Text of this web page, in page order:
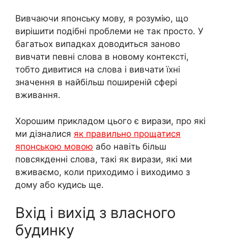
Вивчаючи японську мову, я розумію, що
вирішити подібні проблеми не так просто. У
багатьох випадках доводиться заново
вивчати певні слова в новому контексті,
тобто дивитися на слова і вивчати їхні
значення в найбільш поширеній сфері
вживання.
Хорошим прикладом цього є вирази, про які
ми дізналися як правильно прощатися
японською мовою або навіть більш
повсякденні слова, такі як вирази, які ми
вживаємо, коли приходимо і виходимо з
дому або кудись ще.
Вхід і вихід з власного
будинку